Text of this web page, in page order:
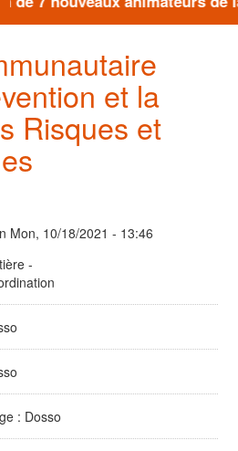
et la
Risques et
Mon, 10/18/2021 - 13:46
-
: Dosso